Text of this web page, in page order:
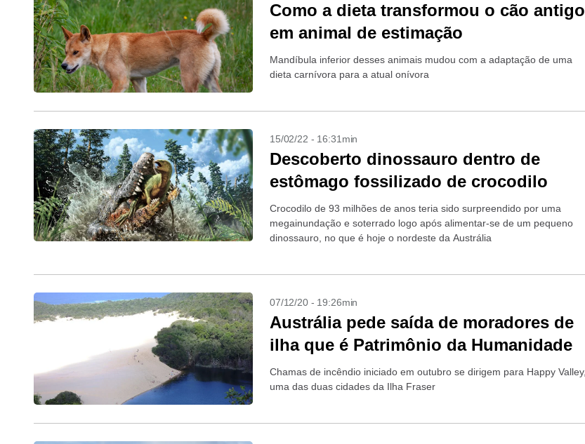
Como a dieta transformou o cão antigo
em animal de estimação
Mandíbula inferior desses animais mudou com a adaptação de uma
dieta carnívora para a atual onívora
15/02/22 - 16:31min
Descoberto dinossauro dentro de
estômago fossilizado de crocodilo
Crocodilo de 93 milhões de anos teria sido surpreendido por uma
megainundação e soterrado logo após alimentar-se de um pequeno
dinossauro, no que é hoje o nordeste da Austrália
07/12/20 - 19:26min
Austrália pede saída de moradores de
ilha que é Patrimônio da Humanidade
Chamas de incêndio iniciado em outubro se dirigem para Happy Valley,
uma das duas cidades da Ilha Fraser